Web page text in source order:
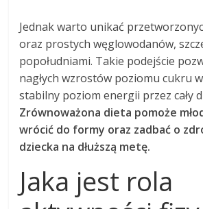
Jednak warto unikać
oraz prostych węglowodanów,
popołudniami. Takie podejście
nagłych wzrostów poziomu cukru
stabilny poziom energii przez cały
Zrównoważona dieta pomoże
wrócić do formy oraz zadbać o
dziecka na dłuższą metę.
Jaka jest rola